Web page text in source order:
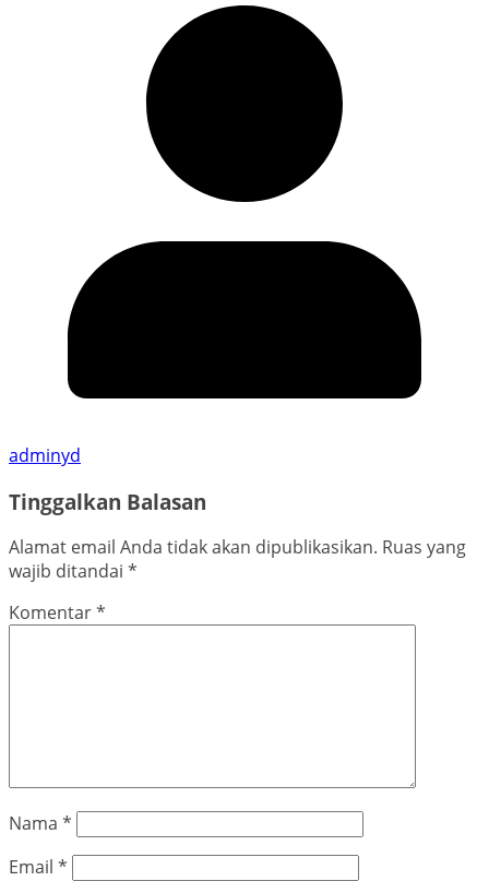
adminyd
Tinggalkan Balasan
Alamat email Anda tidak akan dipublikasikan. Ruas yang
wajib ditandai *
Komentar*
Nama *
Email *